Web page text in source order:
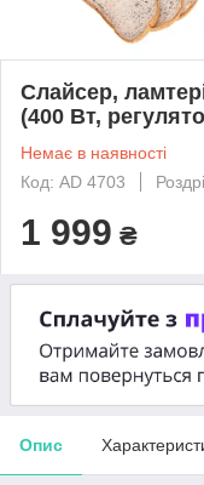
Слайсер,
(400 Вт,
Немає в наявності
Код: AD 4703
1 999 ₴
Опис